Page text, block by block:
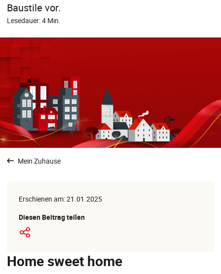
Baustile vor.
Lesedauer: 4 Min.
Mein Zuhause
Erschienen am: 21.01.2025
Diesen Beitrag teilen
Home sweet home